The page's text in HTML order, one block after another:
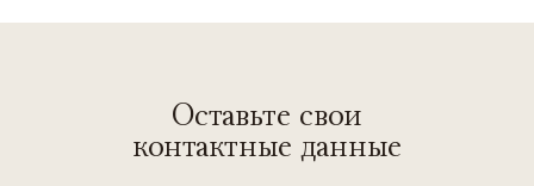
Оставьте свои
контактные данные